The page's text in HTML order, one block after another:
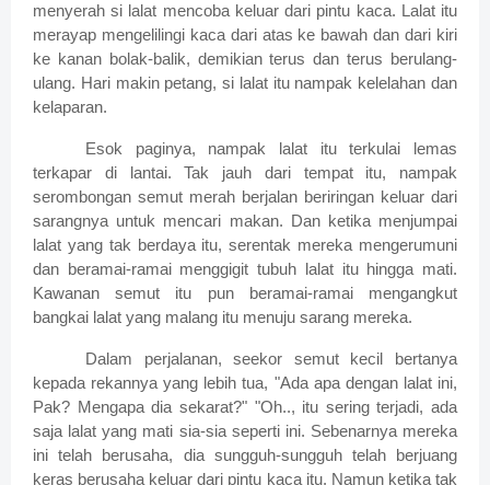
menyerah si lalat mencoba keluar dari pintu kaca. Lalat itu
merayap mengelilingi kaca dari atas ke bawah dan dari kiri
ke kanan bolak-balik, demikian terus dan terus berulang-
ulang. Hari makin petang, si lalat itu nampak kelelahan dan
kelaparan.
Esok paginya, nampak lalat itu terkulai lemas
terkapar di lantai. Tak jauh dari tempat itu, nampak
serombongan semut merah berjalan beriringan keluar dari
sarangnya untuk mencari makan. Dan ketika menjumpai
lalat yang tak berdaya itu, serentak mereka mengerumuni
dan beramai-ramai menggigit tubuh lalat itu hingga mati.
Kawanan semut itu pun beramai-ramai mengangkut
bangkai lalat yang malang itu menuju sarang mereka.
Dalam perjalanan, seekor semut kecil bertanya
kepada rekannya yang lebih tua, "Ada apa dengan lalat ini,
Pak? Mengapa dia sekarat?" "Oh.., itu sering terjadi, ada
saja lalat yang mati sia-sia seperti ini. Sebenarnya mereka
ini telah berusaha, dia sungguh-sungguh telah berjuang
keras berusaha keluar dari pintu kaca itu. Namun ketika tak